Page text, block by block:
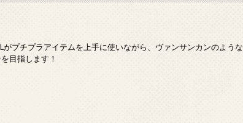
がプチプラアイテムを上手に使いながら、ヴァンサンカンのような
目指します！